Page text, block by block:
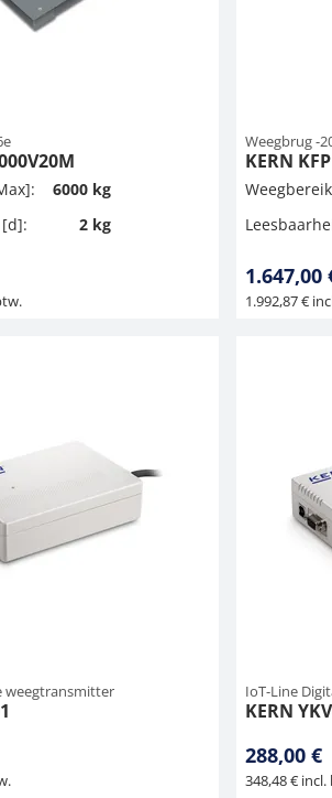
6000 kg
2 kg
Weegbrug -
KERN
1.647,00
1.992,87 €
weegtransmitter IoT-Line
KERN
288,00 €
348,48 €